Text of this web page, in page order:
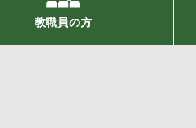
教職員の方